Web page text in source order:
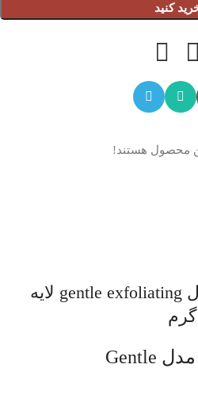
کنید
محصول هستند!
صابون داو Dove مدل gentle exfoliating لایه
معرفی صابون داو مدل Gentle